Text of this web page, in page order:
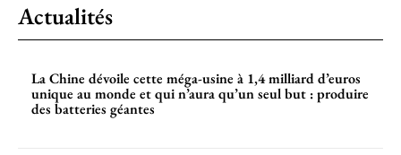
Actualités
La Chine dévoile cette méga-usine à 1,4 milliard d’euros
unique au monde et qui n’aura qu’un seul but : produire
des batteries géantes